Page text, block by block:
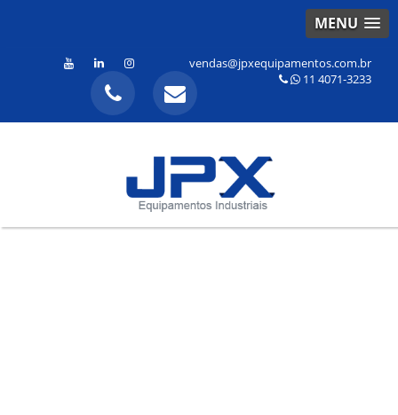
MENU
vendas@jpxequipamentos.com.br
11 4071-3233